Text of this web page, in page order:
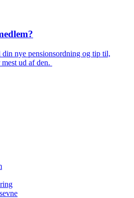
nye pensionsordning og tip til,
ud af den.